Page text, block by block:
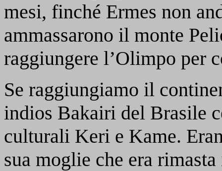
mesi, finché Ermes non
ammassarono il monte
raggiungere l’Olimpo per
Se raggiungiamo il
indios Bakairi del Brasile
culturali Keri e Kame.
sua moglie che era